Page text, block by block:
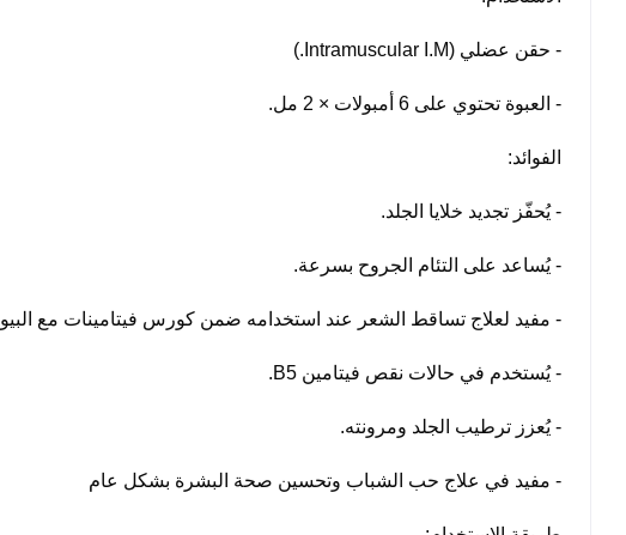
- حقن عضلي (Intramuscular I.M.)
- العبوة تحتوي على 6 أمبولات × 2 مل.
الفوائد:
- يُحفّز تجديد خلايا الجلد.
- يُساعد على التئام الجروح بسرعة.
- مفيد لعلاج تساقط الشعر عند استخدامه ضمن كورس فيتامينات مع
- يُستخدم في حالات نقص فيتامين B5.
- يُعزز ترطيب الجلد ومرونته.
- مفيد في علاج حب الشباب وتحسين صحة البشرة بشكل عام